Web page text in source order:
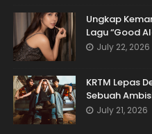
Ungkap
Lagu “Good
July 22, 2026
KRTM Lepas
Sebuah
July 21, 2026